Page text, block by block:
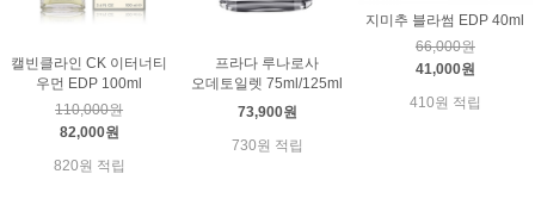
캘빈클라인 CK 이터너티
우먼 EDP 100ml
110,000원
82,000원
820원 적립
프라다 루나로사
오데토일렛 75ml/125ml
73,900원
730원 적립
지미추 블라썸 EDP 40ml
66,000원
41,000원
410원 적립